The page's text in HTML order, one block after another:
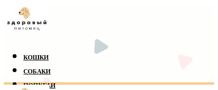
КОШКИ
СОБАКИ
ПОПУГАИ